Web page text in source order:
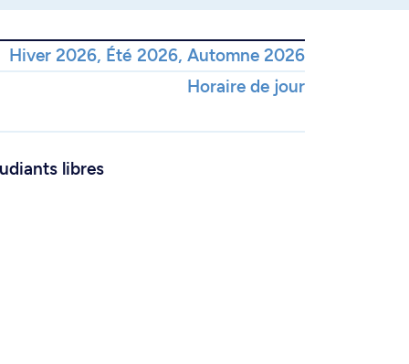
Hiver 2026, Été 2026, Automne 2026
Horaire de jour
libres